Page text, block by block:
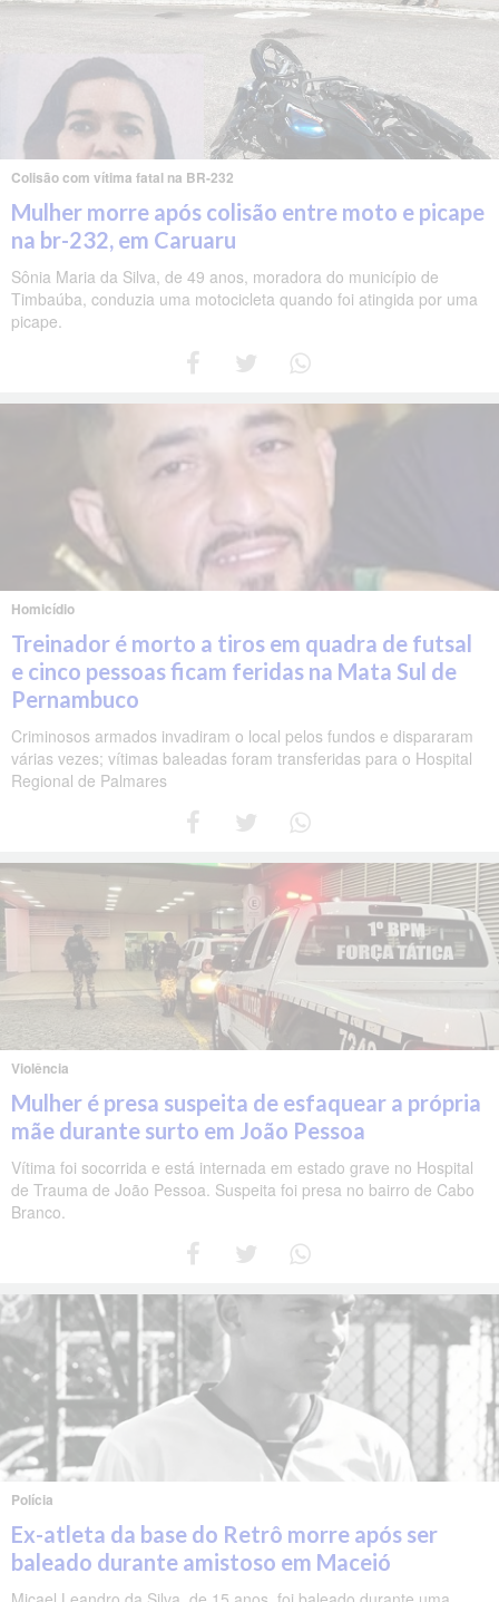
Colisão com vítima fatal na BR-232
Mulher morre após colisão entre moto e picape
na br-232, em Caruaru
Sônia Maria da Silva, de 49 anos, moradora do município de
Timbaúba, conduzia uma motocicleta quando foi atingida por uma
picape.
Homicídio
Treinador é morto a tiros em quadra de futsal
e cinco pessoas ficam feridas na Mata Sul de
Pernambuco
Criminosos armados invadiram o local pelos fundos e dispararam
várias vezes; vítimas baleadas foram transferidas para o Hospital
Regional de Palmares
Violência
Mulher é presa suspeita de esfaquear a própria
mãe durante surto em João Pessoa
Vítima foi socorrida e está internada em estado grave no Hospital
de Trauma de João Pessoa. Suspeita foi presa no bairro de Cabo
Branco.
Polícia
Ex-atleta da base do Retrô morre após ser
baleado durante amistoso em Maceió